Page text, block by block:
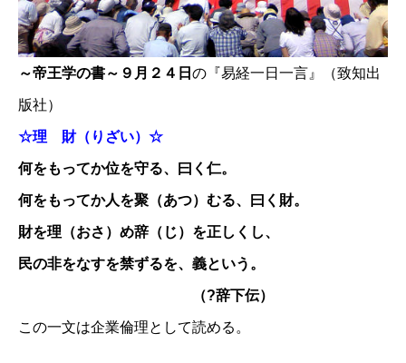
～帝王学の書～９月２４日 の『易経一日一言』（致知出
版社）
☆理 財（りざい）☆
何をもってか位を守る、曰く仁。
何をもってか人を聚（あつ）むる、曰く財。
財を理（おさ）め辞（じ）を正しくし、
民の非をなすを禁ずるを、義という。
（?辞下伝）
この一文は企業倫理として読める。